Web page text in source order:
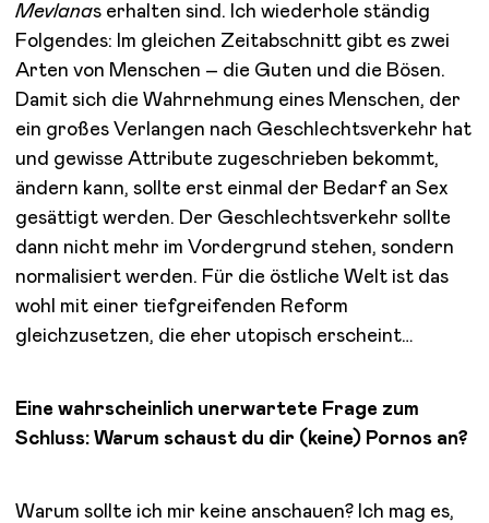
Mevlanas erhalten sind. Ich wiederhole ständig
Folgendes: Im gleichen Zeitabschnitt gibt es zwei
Arten von Menschen – die Guten und die Bösen.
Damit sich die Wahrnehmung eines Menschen, der
ein großes Verlangen nach Geschlechtsverkehr hat
und gewisse Attribute zugeschrieben bekommt,
ändern kann, sollte erst einmal der Bedarf an Sex
gesättigt werden. Der Geschlechtsverkehr sollte
dann nicht mehr im Vordergrund stehen, sondern
normalisiert werden. Für die östliche Welt ist das
wohl mit einer tiefgreifenden Reform
gleichzusetzen, die eher utopisch erscheint…
Eine wahrscheinlich unerwartete Frage zum
Schluss: Warum schaust du dir (keine) Pornos an?
Warum sollte ich mir keine anschauen? Ich mag es,